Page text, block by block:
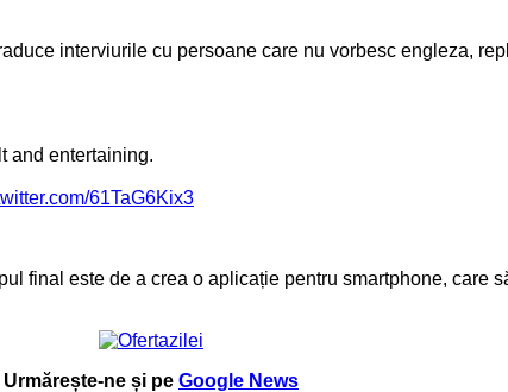
interviurile cu persoane care nu vorbesc engleza,
and entertaining.
61TaG6Kix3
final este de a crea o aplicație pentru smartphone, care
Urmărește-ne și pe Google News